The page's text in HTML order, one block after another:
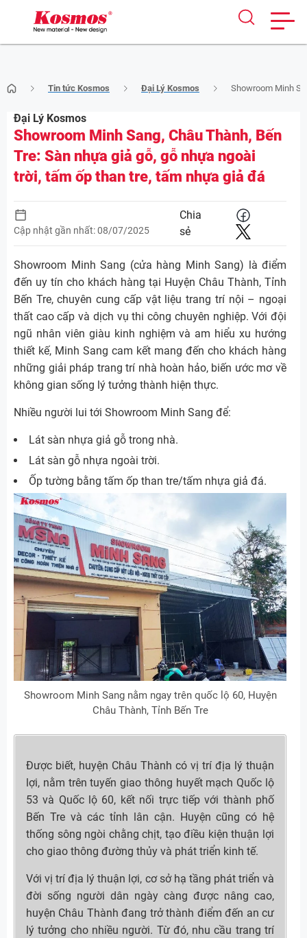
to
content
Tin tức Kosmos Đại Lý Kosmos Showroom Minh
Đại Lý Kosmos
Showroom Minh Sang, Châu Thành, Bến
Tre: Sàn nhựa giả gỗ, gỗ nhựa ngoài
trời, tấm ốp than tre, tấm nhựa giả đá
Cập nhật gần nhất: 08/07/2025
Chia
sẻ
Showroom Minh Sang (cửa hàng Minh Sang) là điểm
đến uy tín cho khách hàng tại Huyện Châu Thành, Tỉnh
Bến Tre, chuyên cung cấp vật liệu trang trí nội – ngoại
thất cao cấp và dịch vụ thi công chuyên nghiệp. Với đội
ngũ nhân viên giàu kinh nghiệm và am hiểu xu hướng
thiết kế, Minh Sang cam kết mang đến cho khách hàng
những giải pháp trang trí nhà hoàn hảo, biến ước mơ về
không gian sống lý tưởng thành hiện thực.
Nhiều người lui tới Showroom Minh Sang để:
Lát sàn nhựa giả gỗ trong nhà.
Lát sàn gỗ nhựa ngoài trời.
Ốp tường bằng tấm ốp than tre/tấm nhựa giả đá.
Showroom Minh Sang nằm ngay trên quốc lộ 60, Huyện
Châu Thành, Tỉnh Bến Tre
Được biết, huyện Châu Thành có vị trí địa lý thuận
lợi, nằm trên tuyến giao thông huyết mạch Quốc lộ
53 và Quốc lộ 60, kết nối trực tiếp với thành phố
Bến Tre và các tỉnh lân cận. Huyện cũng có hệ
thống sông ngòi chằng chịt, tạo điều kiện thuận lợi
cho giao thông đường thủy và phát triển kinh tế.
Với vị trí địa lý thuận lợi, cơ sở hạ tầng phát triển và
đời sống người dân ngày càng được nâng cao,
huyện Châu Thành đang trở thành điểm đến an cư
lý tưởng cho nhiều người. Từ đó, nhu cầu trang trí